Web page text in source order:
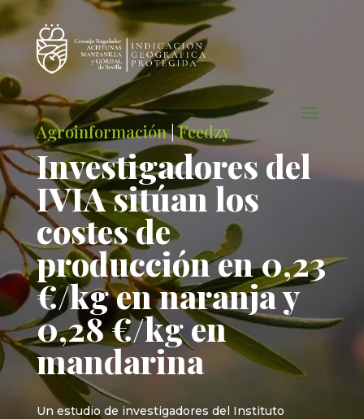
Agroinformación|Feedzy
Investigadores del
IVIA sitúan los
costes de
producción en 0,23
€/kg en naranja y
0,28 €/kg en
mandarina
Un estudio de investigadores del Instituto